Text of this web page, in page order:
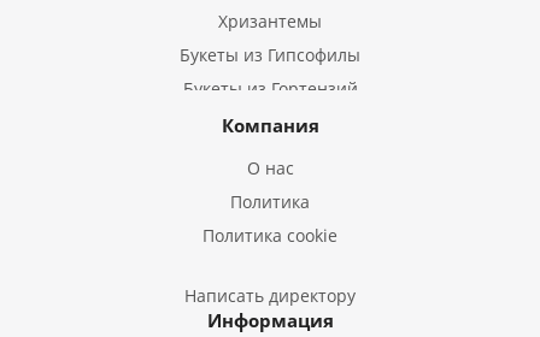
Хризантемы
Букеты из Гипсофилы
Букеты из Гортензий
Букеты из Ирисов
Букеты из Эустом
Букеты из Гладиолусов
Букеты из Тюльпанов
Компания
О нас
Политика
Политика cookie
Написать директору
Информация